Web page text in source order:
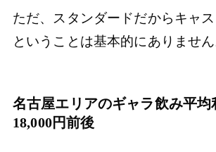
ただ、スタンダードだからキャ
ということは基本的にありません
名古屋エリアのギャラ飲み平均
18,000円前後